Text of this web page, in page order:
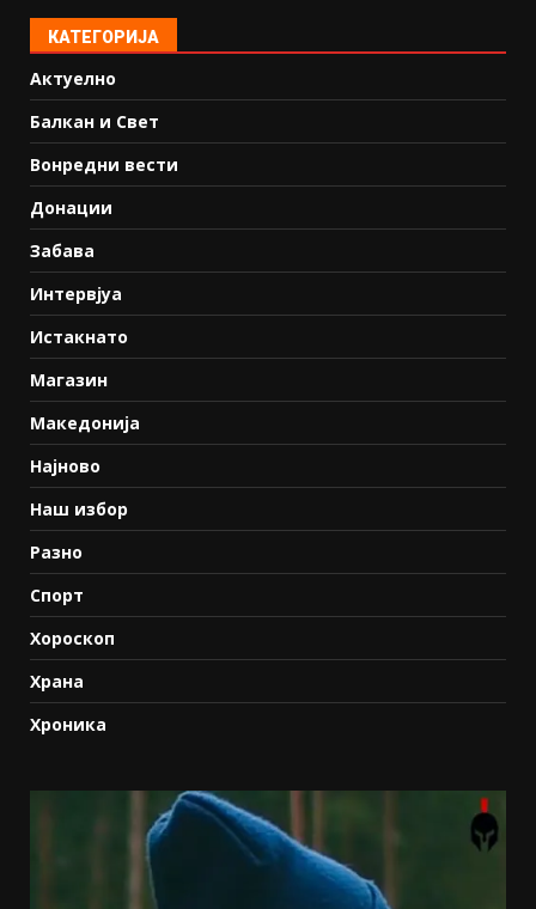
КАТЕГОРИЈА
Актуелно
Балкан и Свет
Вонредни вести
Донации
Забава
Интервјуа
Истакнато
Магазин
Македонија
Најново
Наш избор
Разно
Спорт
Хороскоп
Храна
Хроника